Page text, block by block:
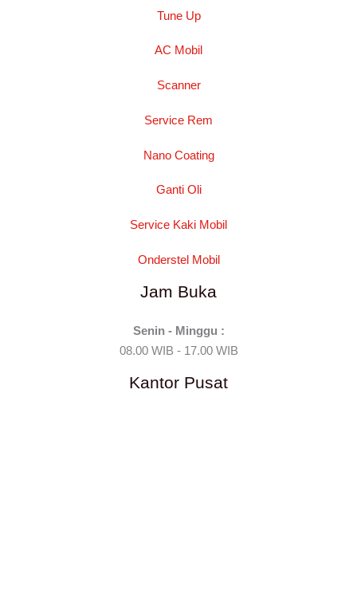
Tune Up
AC Mobil
Scanner
Service Rem
Nano Coating
Ganti Oli
Service Kaki Mobil
Onderstel Mobil
Jam Buka
Senin - Minggu :
08.00 WIB - 17.00 WIB
Kantor Pusat